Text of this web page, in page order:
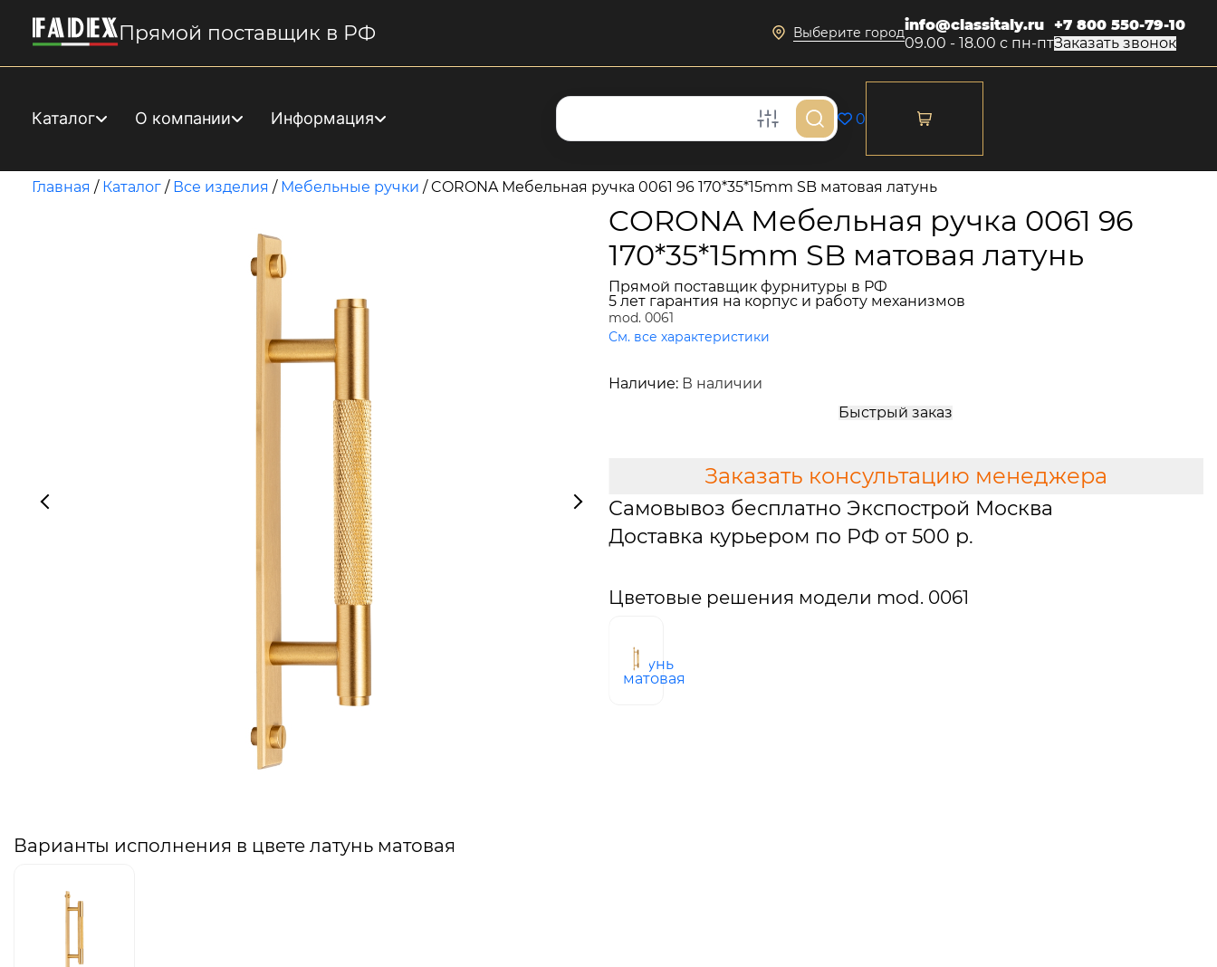
Прямой поставщик в РФ Выберите городinfo@classitaly.ru
09.00 - 18.00 с пн-пт
+7 800 550-79-10
Заказать звонок
Каталог О компании Информация 0
Главная / Каталог / Все изделия / Мебельные ручки /CORONA Мебельная ручка 0061 96 170*35*15mm SB матовая латунь
CORONA Мебельная ручка 0061 96
170*35*15mm SB матовая латунь
Прямой поставщик фурнитуры в РФ
5 лет гарантия на корпус и работу механизмов
mod. 0061
См. все характеристики
Наличие: В наличии
Быстрый заказ
Заказать консультацию менеджера
Самовывоз бесплатно Экспострой Москва
Доставка курьером по РФ от 500 р.
Цветовые решения модели mod. 0061
латунь
матовая
Варианты исполнения в цвете латунь матовая